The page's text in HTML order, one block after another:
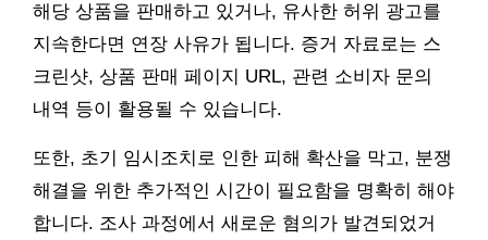
해당 상품을 판매하고 있거나, 유사한 허위 광고를
지속한다면 연장 사유가 됩니다. 증거 자료로는 스
크린샷, 상품 판매 페이지 URL, 관련 소비자 문의
내역 등이 활용될 수 있습니다.
또한, 초기 임시조치로 인한 피해 확산을 막고, 분쟁
해결을 위한 추가적인 시간이 필요함을 명확히 해야
합니다. 조사 과정에서 새로운 혐의가 발견되었거